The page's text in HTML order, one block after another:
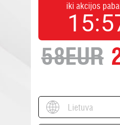
iki akcijos
15:
58EUR